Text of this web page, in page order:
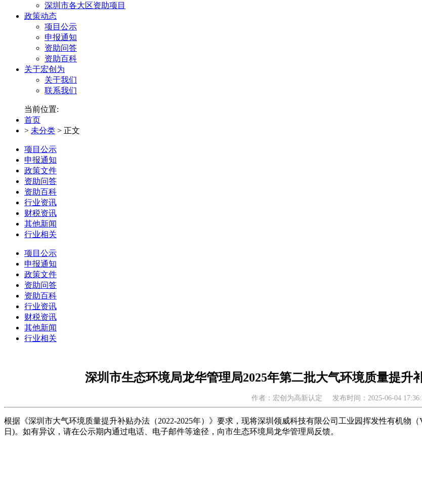
深圳市各大区资助项目
政策动态
项目公示
申报通知
资助问答
资助百科
关于宏创为
关于我们
联系我们
当前位置:
首页
> 未分类 > 正文
项目公示
申报通知
政策文件
资助问答
资助百科
行业资讯
财税资讯
其他新闻
行业相关
项目公示
申报通知
政策文件
资助问答
资助百科
行业资讯
财税资讯
其他新闻
行业相关
深圳市生态环境局龙华管理局2025年第二批大气环境质量提升
作者：宏创为高新认定 发布时间：2025-06-04
根据《深圳市大气环境质量提升补贴办法（2022-2025年）》要求，现将深圳领威科技有限公司工业园挥发性有机物
日)。如有异议，请在公示期内通过电话、电子邮件等途径，向市生态环境局龙华管理局反馈。